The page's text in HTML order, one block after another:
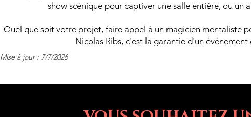
show scénique pour captiver une salle entière, ou
Quel que soit votre projet, faire appel à un magicien mentaliste
Nicolas Ribs, c'est la garantie d'un
Mise à jour : 7/7/2026